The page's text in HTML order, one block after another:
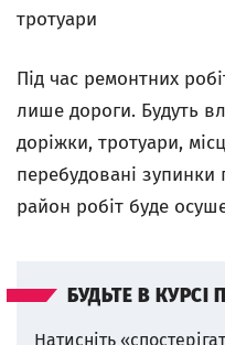
тротуари
Під час ремонтних
лише дороги. Будуть
доріжки, тротуари,
перебудовані зупинки
район робіт буде
БУДЬТЕ В КУРСІ
Натисніть